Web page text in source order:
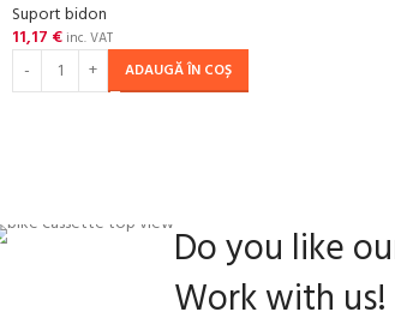
Suport bidon
11,17 € inc. VAT
ADAUGĂ ÎN COȘ
Do you like
Work with us!